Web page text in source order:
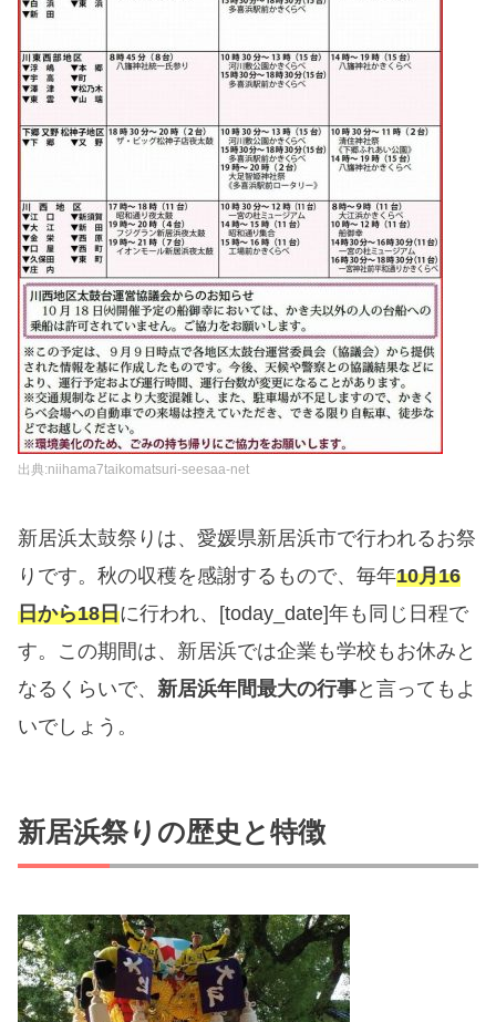
出典:niihama7taikomatsuri-seesaa-net
新居浜太鼓祭りは、愛媛県新居浜市で行われるお祭
りです。秋の収穫を感謝するもので、毎年10月16
日から18日に行われ、[today_date]年も同じ日程で
す。この期間は、新居浜では企業も学校もお休みと
なるくらいで、新居浜年間最大の行事と言ってもよ
いでしょう。
新居浜祭りの歴史と特徴